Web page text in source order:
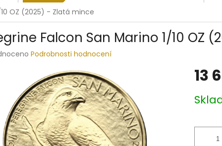
OZ (2025) - Zlatá mince
Falcon San Marino 1/10 OZ
Podrobnosti hodnocení
13
cena: